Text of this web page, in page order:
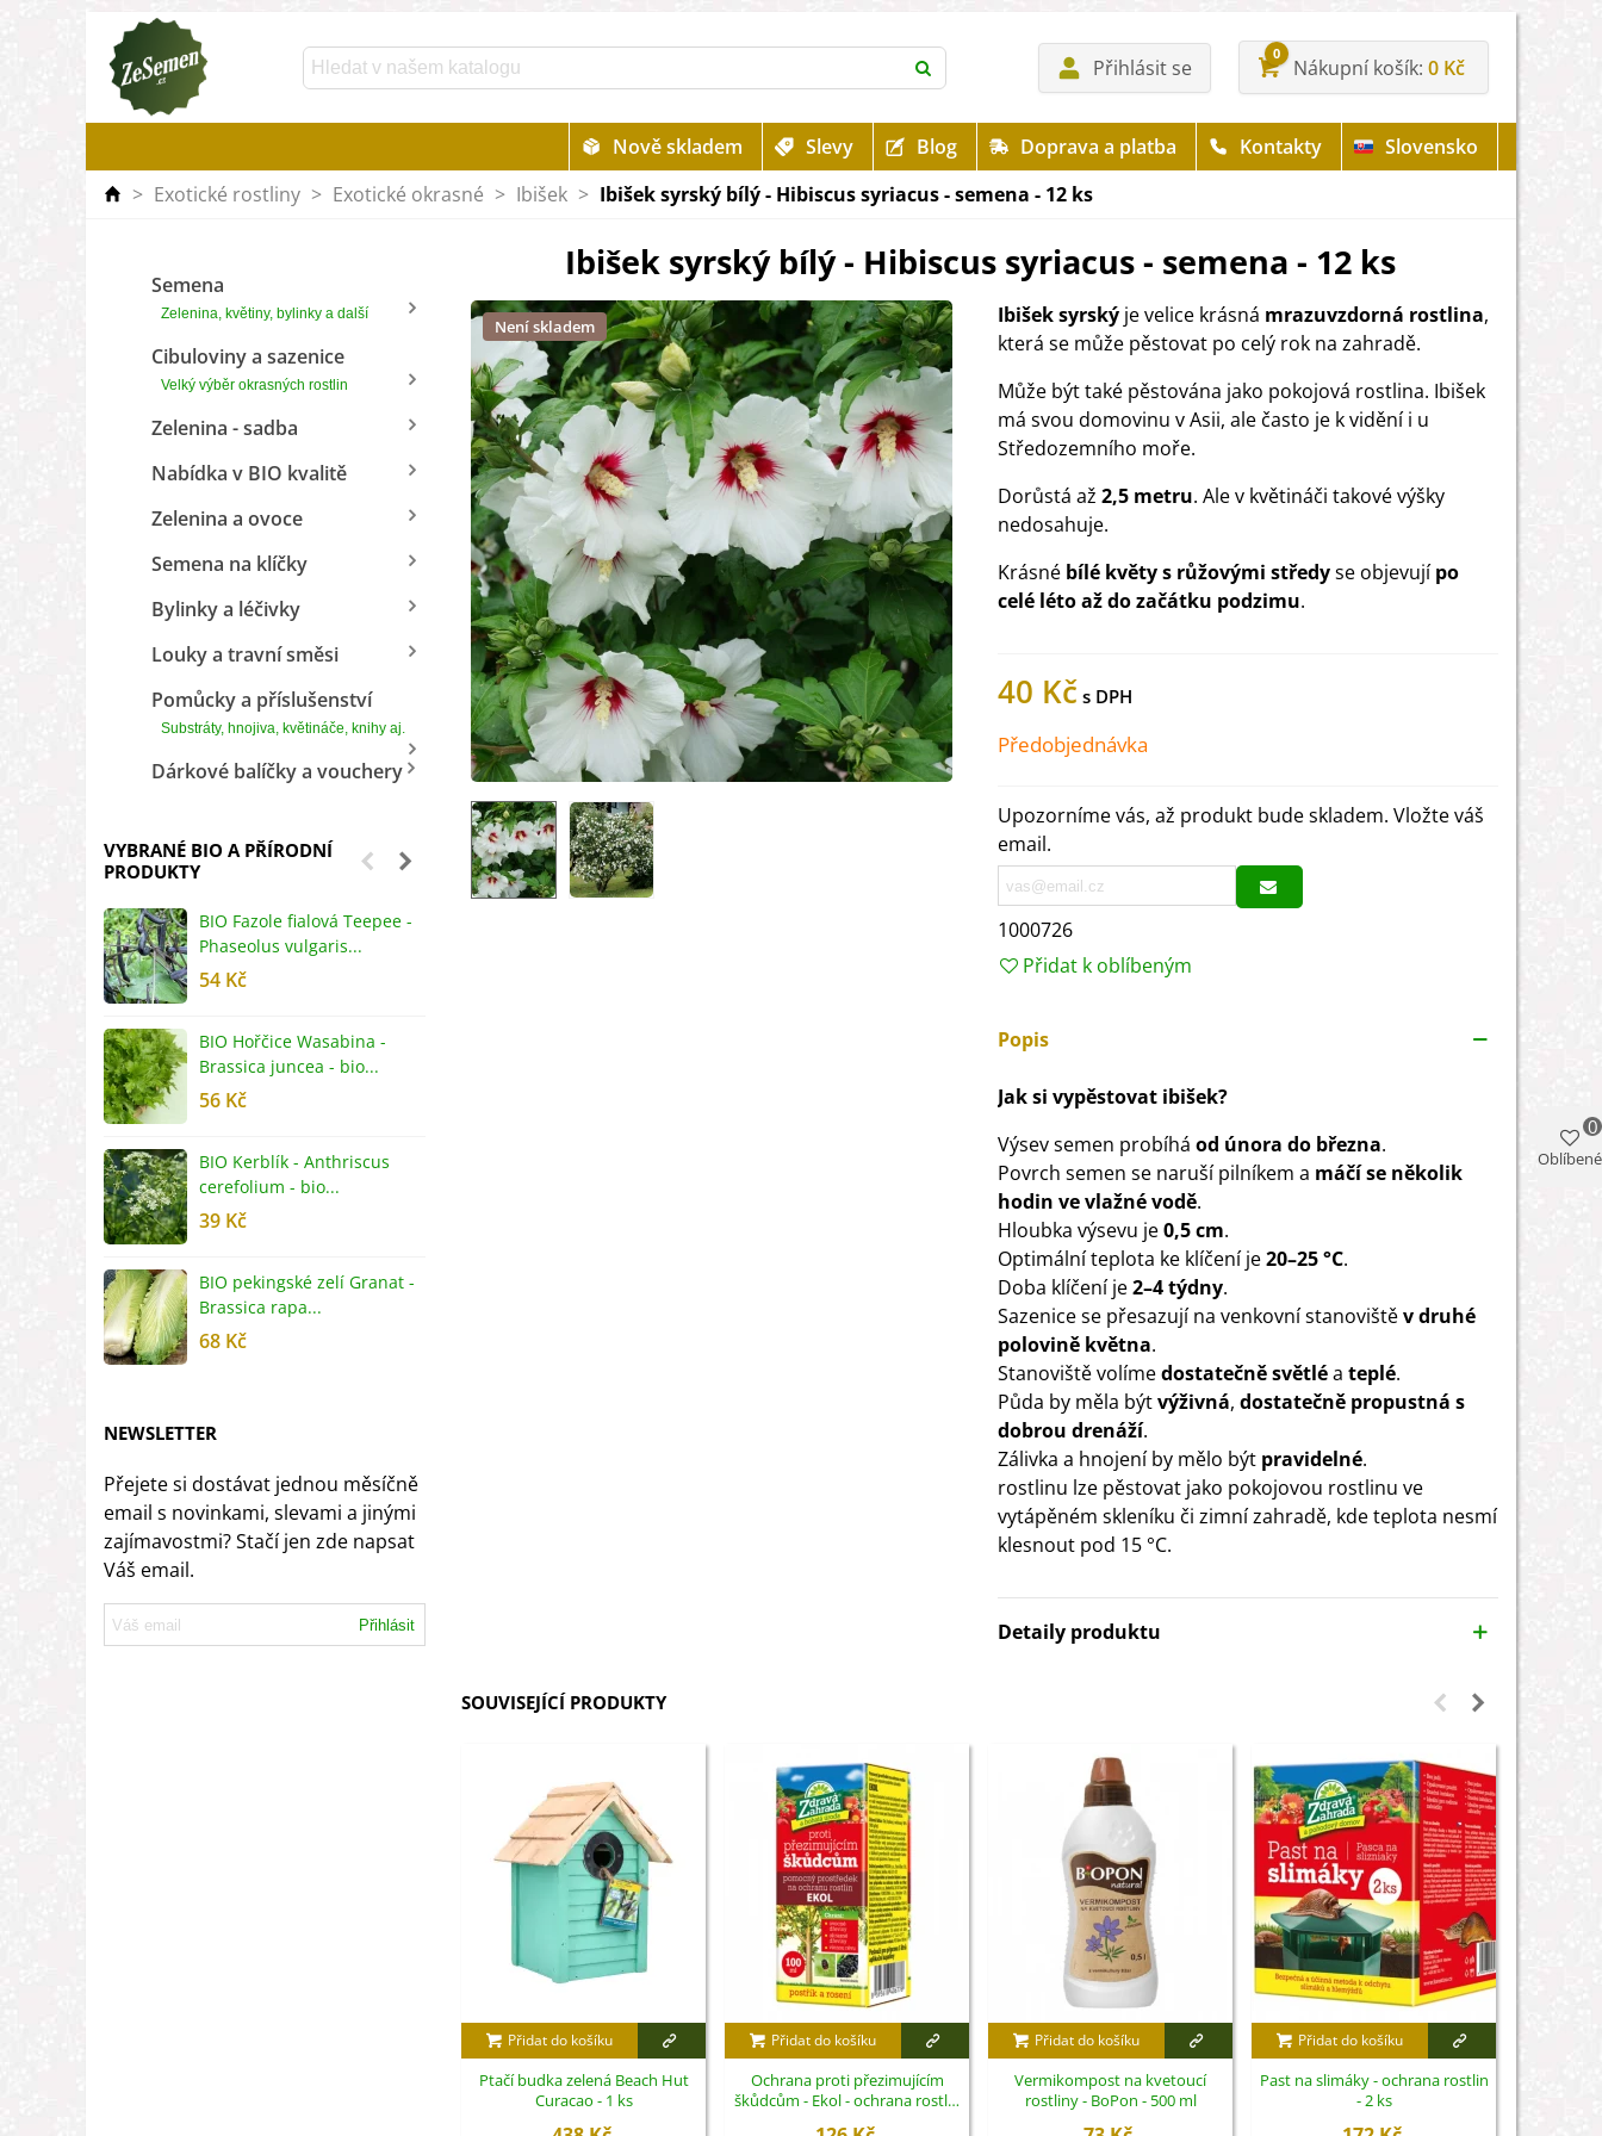
Přihlásit se
0
Nákupní košík 0 Kč
Nově skladem Slevy Blog Doprava a platba Kontakty
Slovensko
> Exotické rostliny > Exotické okrasné > Ibišek > Ibišek syrský bílý - Hibiscus syriacus - semena - 12 ks
Semena
Zelenina, květiny, bylinky a další
Cibuloviny a sazenice
Velký výběr okrasných rostlin
Zelenina - sadba
Nabídka v BIO kvalitě
Zelenina a ovoce
Semena na klíčky
Bylinky a léčivky
Louky a travní směsi
Pomůcky a příslušenství
Substráty, hnojiva, květináče, knihy aj.
Dárkové balíčky a vouchery
VYBRANÉ BIO A PŘÍRODNÍ
PRODUKTY
BIO Fazole fialová Teepee -
Phaseolus vulgaris...
54 Kč
BIO Hořčice Wasabina -
Brassica juncea - bio...
56 Kč
BIO Kerblík - Anthriscus
cerefolium - bio...
39 Kč
BIO pekingské zelí Granat -
Brassica rapa...
68 Kč
NEWSLETTER
Přejete si dostávat jednou měsíčně
email s novinkami, slevami a jinými
zajímavostmi? Stačí jen zde napsat
Váš email.
Přihlásit
Ibišek syrský bílý - Hibiscus syriacus - semena - 12 ks
Není skladem Ibišek syrský je velice krásná mrazuvzdorná rostlina,
která se může pěstovat po celý rok na zahradě.
Může být také pěstována jako pokojová rostlina. Ibišek
má svou domovinu v Asii, ale často je k vidění i u
Středozemního moře.
Dorůstá až 2,5 metru. Ale v květináči takové výšky
nedosahuje.
Krásné bílé květy s růžovými středyse objevujípo
celé léto až do začátku podzimu.
40 Kč
Předobjednávka
Upozorníme vás, až produkt bude skladem. Vložte váš
email.
1000726
Přidat k oblíbeným
Popis
Jak si vypěstovat ibišek?
Výsev semen probíhá od února do března.
Povrch semen se naruší pilníkem a máčí se několik
hodin ve vlažné vodě.
Hloubka výsevu je0,5cm.
Optimální teplota ke klíčení je20–25 °C.
Doba klíčení je2–4 týdny.
Sazenice se přesazují na venkovní stanovištěv druhé
polovině května.
Stanoviště volímedostatečně světléa teplé.
Půda by měla býtvýživná, dostatečně propustná s
dobrou drenáží.
Zálivka a hnojení by mělo být pravidelné.
rostlinu lze pěstovat jako pokojovou rostlinu ve
vytápěném skleníku či zimní zahradě, kde teplota nesmí
klesnout pod 15 °C.
Detaily produktu
SOUVISEJÍCÍ PRODUKTY
Přidat do košíku
Ptačí budka zelená Beach Hut
Curacao - 1 ks
Přidat do košíku
Ochrana proti přezimujícím
škůdcům - Ekol - ochrana rostlin
Přidat do košíku
Vermikompost na kvetoucí
rostliny - BoPon - 500 ml
Přidat do košíku
Past na slimáky - ochrana rostlin
- 2 ks
Oblíbené
0